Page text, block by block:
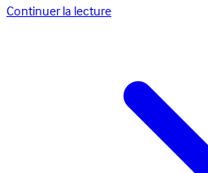
Continuer la lecture